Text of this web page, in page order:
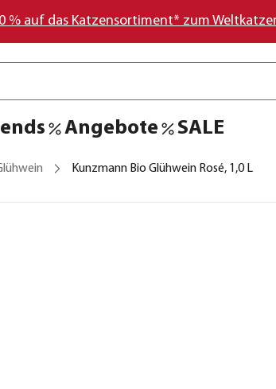
% auf das Katzensortiment* zum
Angebote SALE
Kunzmann Bio Glühwein Rosé, 1,0 L